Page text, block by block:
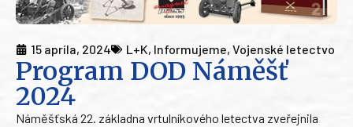
15 apríla, 2024 L+K, Informujeme, Vojenské letectvo
Program DOD Náměšť
2024
Náměšťská 22. základna vrtulníkového letectva zveřejnila